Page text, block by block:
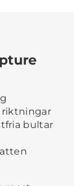
riktningar
bultar